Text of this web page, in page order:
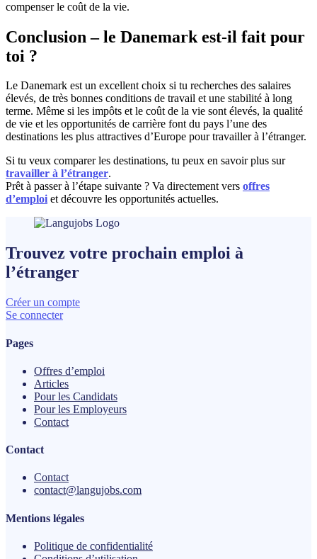
compenser le coût de la vie.
Conclusion – le Danemark est-il fait pour
toi ?
Le Danemark est un excellent choix si tu recherches des salaires
élevés, de très bonnes conditions de travail et une stabilité à long
terme. Même si les impôts et le coût de la vie sont élevés, la qualité
de vie et les opportunités de carrière font du pays l’une des
destinations les plus attractives d’Europe pour travailler à l’étranger.
Si tu veux comparer les destinations, tu peux en savoir plus sur
travailler à l’étranger.
Prêt à passer à l’étape suivante ? Va directement vers offres
d’emploi et découvre les opportunités actuelles.
Trouvez votre prochain emploi à
l’étranger
Créer un compte
Se connecter
Pages
Offres d’emploi
Articles
Pour les Candidats
Pour les Employeurs
Contact
Contact
Contact
contact@langujobs.com
Mentions légales
Politique de confidentialité